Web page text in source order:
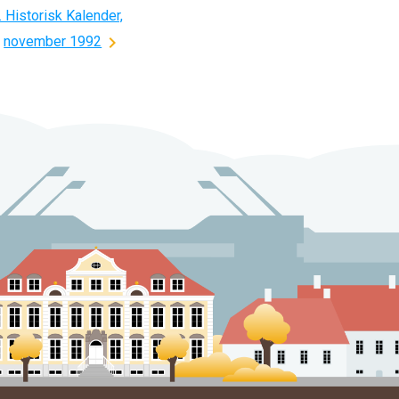
Historisk Kalender,
november 1992